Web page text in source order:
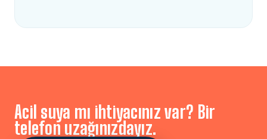
Acil suya mı ihtiyacınız var? Bir
telefon uzağınızdayız.